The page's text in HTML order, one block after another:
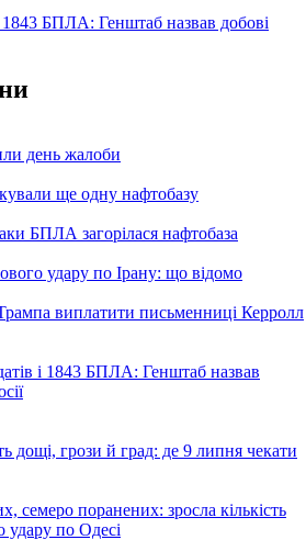
1843 БПЛА: Генштаб назвав добові
день жалоби
ще одну нафтобазу
БПЛА загорілася нафтобаза
удару по Ірану: що відомо
виплатити письменниці Керролл
і 1843 БПЛА: Генштаб назвав
дощі, грози й град: де 9 липня чекати
семеро поранених: зросла кількість
удару по Одесі